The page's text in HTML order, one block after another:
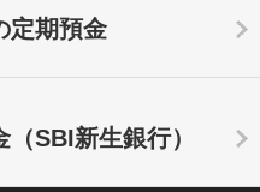
定期預金
SBI新生銀行）